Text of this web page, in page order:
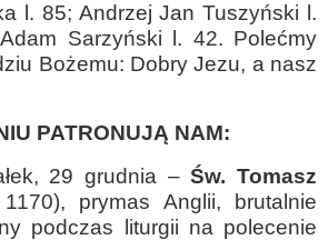
l. 85; Andrzej Jan Tuszyński l.
Sarzyński l. 42. Polećmy
Bożemu: Dobry Jezu, a nasz
PATRONUJĄ NAM:
29 grudnia –Św. Tomasz
prymas Anglii, brutalnie
podczas liturgii na polecenie